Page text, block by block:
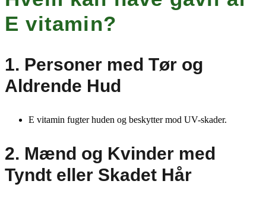
E vitamin?
1. Personer med Tør og
Aldrende Hud
E vitamin fugter huden og beskytter mod UV-skader.
2. Mænd og Kvinder med
Tyndt eller Skadet Hår